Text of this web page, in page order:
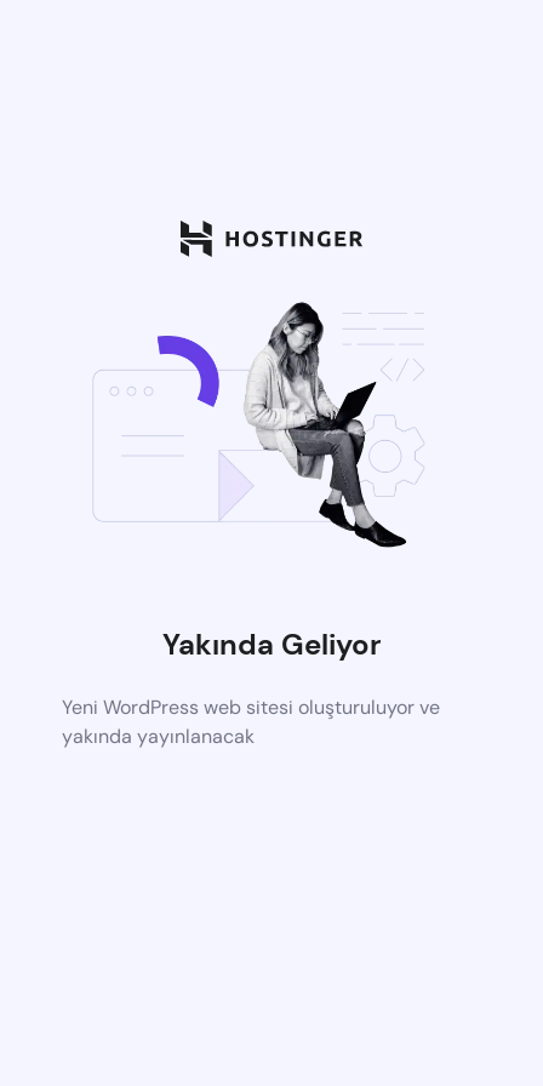
Yakında Geliyor
Yeni WordPress web sitesi oluşturuluyor ve
yakında yayınlanacak